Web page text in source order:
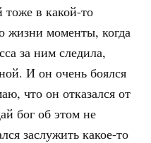
тоже в какой-то
жизни моменты, когда
за ним следила,
И он очень боялся
что он отказался от
бог об этом не
заслужить какое-то